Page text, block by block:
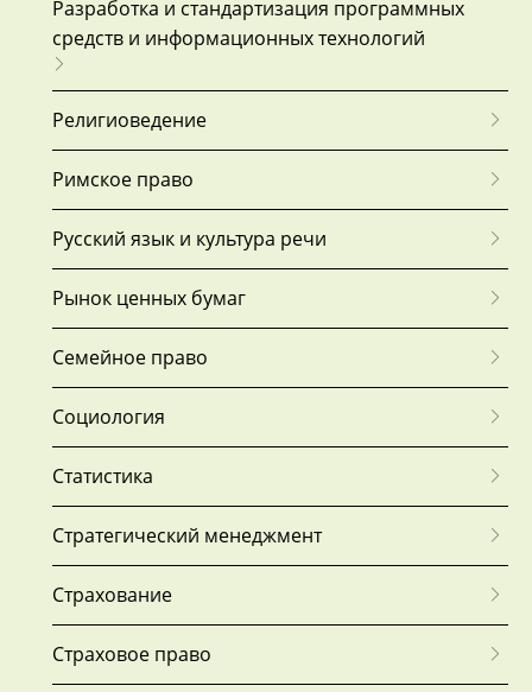
Разработка и стандартизация программных
средств и информационных технологий
Религиоведение
Римское право
Русский язык и культура речи
Рынок ценных бумаг
Семейное право
Социология
Статистика
Стратегический менеджмент
Страхование
Страховое право